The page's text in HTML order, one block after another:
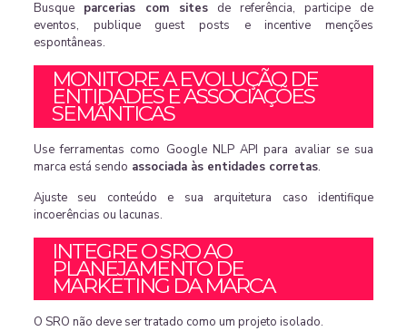
Busque parcerias com sitesde referência, participe de
eventos, publique guest posts e incentive menções
espontâneas.
MONITORE A EVOLUÇÃO DE
ENTIDADES E ASSOCIAÇÕES
SEMÂNTICAS
Use ferramentas como Google NLP API para avaliar se sua
marca está sendo associada às entidades corretas.
Ajuste seu conteúdo e sua arquitetura caso identifique
incoerências ou lacunas.
INTEGRE O SRO AO
PLANEJAMENTO DE
MARKETING DA MARCA
O SRO não deve ser tratado como um projeto isolado.